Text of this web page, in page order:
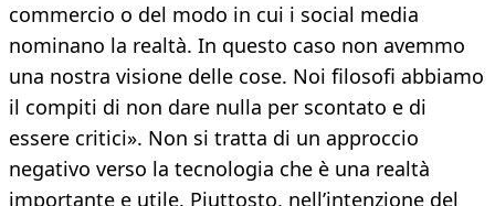
commercio o del modo in cui i social media
nominano la realtà. In questo caso non avemmo
una nostra visione delle cose. Noi filosofi abbiamo
il compiti di non dare nulla per scontato e di
essere critici». Non si tratta di un approccio
negativo verso la tecnologia che è una realtà
importante e utile. Piuttosto, nell’intenzione del